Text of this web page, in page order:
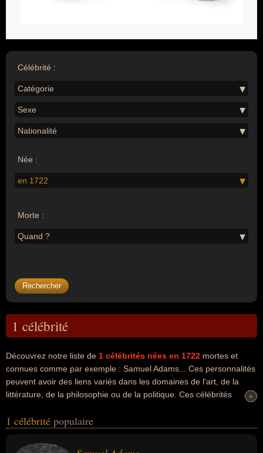
Célébrité :
Catégorie
Sexe
Nationalité
Née :
en 1722
Morte :
Quand ?
1 célébrité
Découvrez notre liste de 1 célébrités nées en 1722 mortes et
connues comme par exemple : Samuel Adams... Ces personnalités
peuvent avoir des liens variés dans les domaines de l'art, de la
littérature, de la philosophie ou de la politique. Ces célébrités
philosophe. En ce qui concerne leurs nationalités au moment de
+
+
1 célébrité populaire